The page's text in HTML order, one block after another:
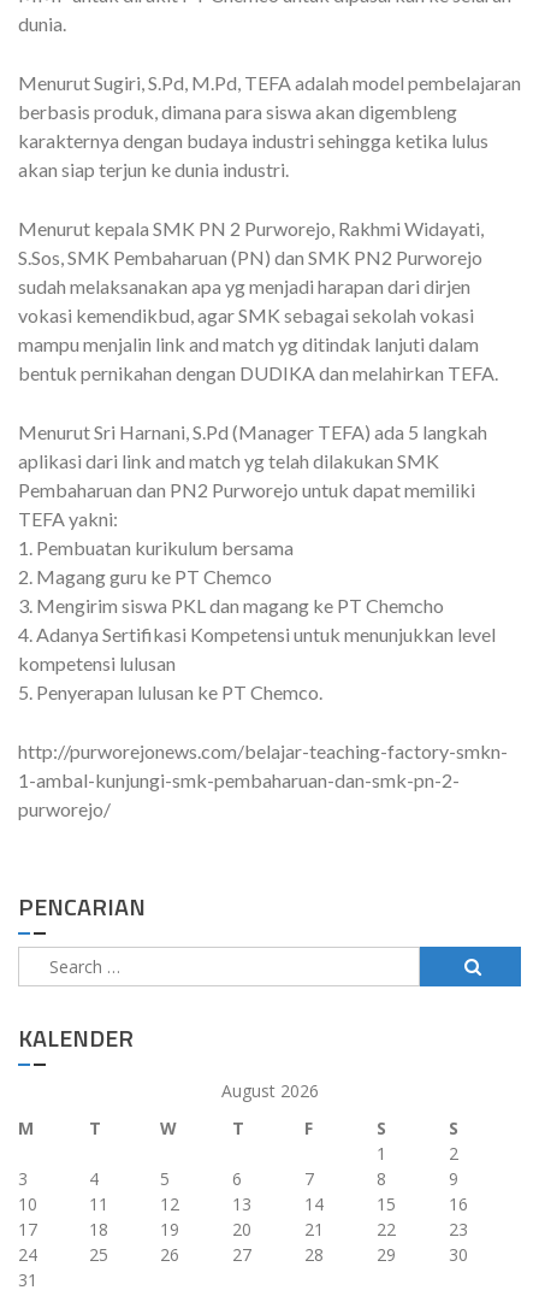
dunia.
Menurut Sugiri, S.Pd, M.Pd, TEFA adalah model pembelajaran
berbasis produk, dimana para siswa akan digembleng
karakternya dengan budaya industri sehingga ketika lulus
akan siap terjun ke dunia industri.
Menurut kepala SMK PN 2 Purworejo, Rakhmi Widayati,
S.Sos, SMK Pembaharuan (PN) dan SMK PN2 Purworejo
sudah melaksanakan apa yg menjadi harapan dari dirjen
vokasi kemendikbud, agar SMK sebagai sekolah vokasi
mampu menjalin link and match yg ditindak lanjuti dalam
bentuk pernikahan dengan DUDIKA dan melahirkan TEFA.
Menurut Sri Harnani, S.Pd (Manager TEFA) ada 5 langkah
aplikasi dari link and match yg telah dilakukan SMK
Pembaharuan dan PN2 Purworejo untuk dapat memiliki
TEFA yakni:
1. Pembuatan kurikulum bersama
2. Magang guru ke PT Chemco
3. Mengirim siswa PKL dan magang ke PT Chemcho
4. Adanya Sertifikasi Kompetensi untuk menunjukkan level
kompetensi lulusan
5. Penyerapan lulusan ke PT Chemco.
http://purworejonews.com/belajar-teaching-factory-smkn-
1-ambal-kunjungi-smk-pembaharuan-dan-smk-pn-2-
purworejo/
PENCARIAN
Search
for:
KALENDER
August 2026
M
T W T F S
S
1
2
3
4 5 6 7 8
9
10
11 12 13 14 15
16
17
18 19 20 21 22
23
24
25 26 27 28 29
30
31